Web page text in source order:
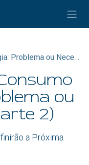
ou Necessidade (Parte 2)
ou
2)
a Próxima